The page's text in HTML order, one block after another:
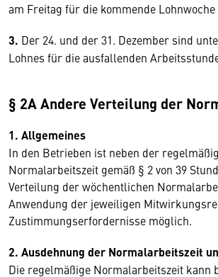
am Freitag für die kommende
3. Der 24. und der 31. Dezember sind
Lohnes für die ausfallenden
§ 2A Andere Verteilung der
1. Allgemeines
In den Betrieben ist neben der
Normalarbeitszeit gemäß § 2 von 39
Verteilung der wöchentlichen
Anwendung der jeweiligen
Zustimmungserfordernisse möglich.
2. Ausdehnung der Normalarbeitszeit
Die regelmäßige Normalarbeitszeit kann